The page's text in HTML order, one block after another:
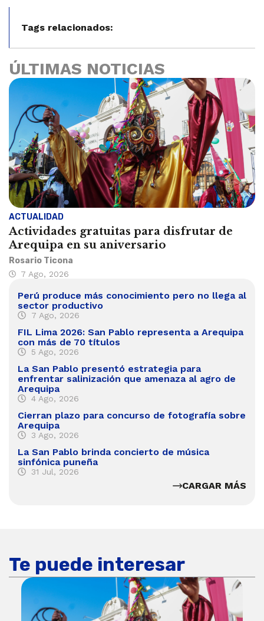
Tags relacionados:
ÚLTIMAS NOTICIAS
ACTUALIDAD
Actividades gratuitas para disfrutar de
Arequipa en su aniversario
Rosario Ticona
7 Ago, 2026
Perú produce más conocimiento pero no llega al
sector productivo
7 Ago, 2026
FIL Lima 2026: San Pablo representa a Arequipa
con más de 70 títulos
5 Ago, 2026
La San Pablo presentó estrategia para
enfrentar salinización que amenaza al agro de
Arequipa
4 Ago, 2026
Cierran plazo para concurso de fotografía sobre
Arequipa
3 Ago, 2026
La San Pablo brinda concierto de música
sinfónica puneña
31 Jul, 2026
CARGAR MÁS
Te puede interesar